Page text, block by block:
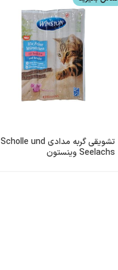
تشویقی گربه مدادی Scholle und
Seelachs وینستون